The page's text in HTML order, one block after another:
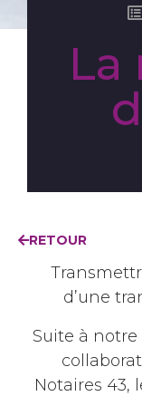
La
RETOUR
d’une
Suite à notre
Notaires 43,